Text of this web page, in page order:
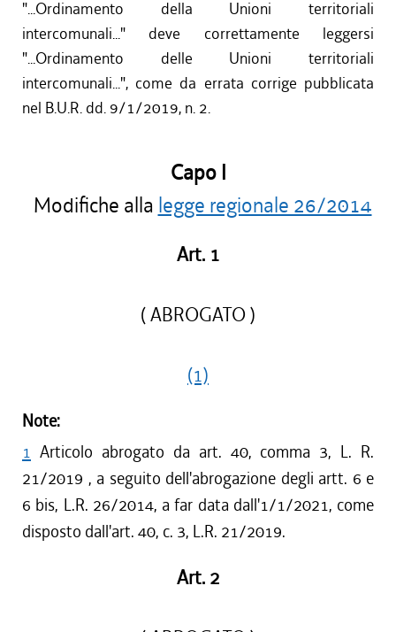
"...Ordinamento della Unioni territoriali
intercomunali..." deve correttamente leggersi
"...Ordinamento delle Unioni territoriali
intercomunali...", come da errata corrige pubblicata
nel B.U.R. dd. 9/1/2019, n. 2.
Capo I
Modifiche alla legge regionale 26/2014
Art. 1
( ABROGATO )
(1)
Note:
1 Articolo abrogato da art. 40, comma 3, L. R.
21/2019 , a seguito dell'abrogazione degli artt. 6 e
6 bis, L.R. 26/2014, a far data dall'1/1/2021, come
disposto dall'art. 40, c. 3, L.R. 21/2019.
Art. 2